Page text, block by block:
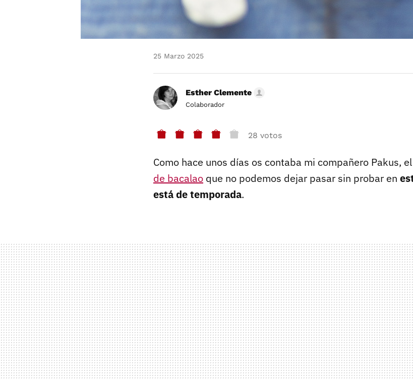
25 Marzo 2025
Esther Clemente
Colaborador
28 votos
Como hace unos días os contaba mi compañero Pakus,
de bacalao que no podemos dejar pasar sin probar en
está de temporada.